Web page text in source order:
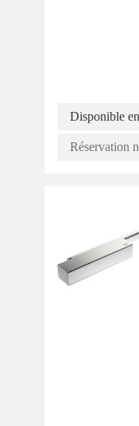
Disponible
Réservation